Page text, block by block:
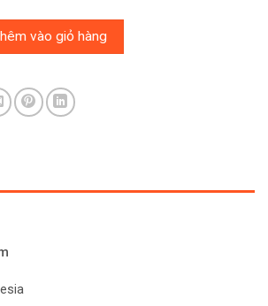
số lượng
vào giỏ hàng